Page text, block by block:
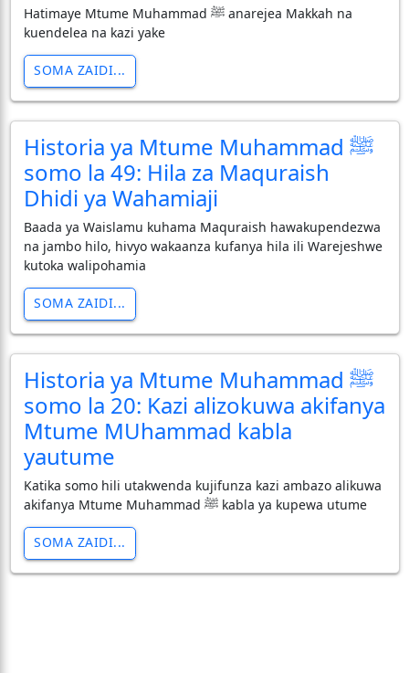
Hatimaye Mtume Muhammad ﷺ anarejea Makkah na
kuendelea na kazi yake
SOMA ZAIDI...
Historia ya Mtume Muhammad ﷺ
somo la 49: Hila za Maquraish
Dhidi ya Wahamiaji
Baada ya Waislamu kuhama Maquraish hawakupendezwa
na jambo hilo, hivyo wakaanza kufanya hila ili Warejeshwe
kutoka walipohamia
SOMA ZAIDI...
Historia ya Mtume Muhammad ﷺ
somo la 20: Kazi alizokuwa akifanya
Mtume MUhammad kabla
yautume
Katika somo hili utakwenda kujifunza kazi ambazo alikuwa
akifanya Mtume Muhammad ﷺ kabla ya kupewa utume
SOMA ZAIDI...